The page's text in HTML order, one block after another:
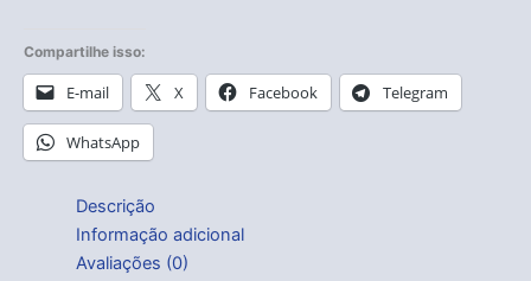
Compartilhe isso:
E-mail X Facebook Telegram
WhatsApp
Descrição
Informação adicional
Avaliações (0)